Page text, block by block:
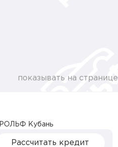
показывать на странице
РОЛЬФ Кубань
Рассчитать кредит